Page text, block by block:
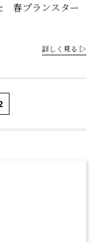
春プランスター
詳しく見る ▷